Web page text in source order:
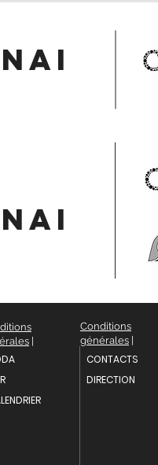
CONTACTS
DIRECTION
Conditions
générales